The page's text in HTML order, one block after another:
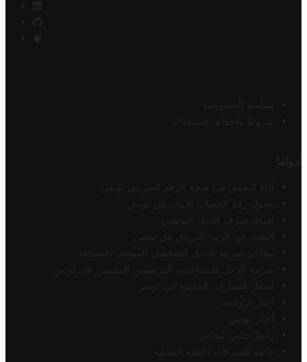
سياسة الخصوصية
شروط وأحكام الاستخدام
أدواتنا
أداة التحقق من صحة الرقم الضريبي تونس
محول رقم الحساب الآيبان في تونس
أسعار صرف الدينار التونسي
البحث عن الرمز البريدي في تونس
محاكي ضريبة الدخل الشخصي للموظف/المتقاعد
ضريبة الدخل للمتقاعدين الفرنسيين المقيمين في تونس
أسعار السيارات الجديدة في تونس
أخبار تروفيت
أخبار تونس
رابط خلفي مجاني
قائمة الشركات الأهلية المحلية